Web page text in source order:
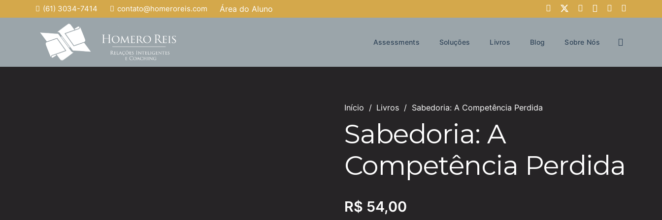
(61) 3034-7414 contato@homeroreis.com Área do Aluno
Assessments Soluções Livros Blog Sobre Nós
Início / Livros / Sabedoria: A Competência Perdida
Sabedoria: A
Competência Perdida
R$ 54,00